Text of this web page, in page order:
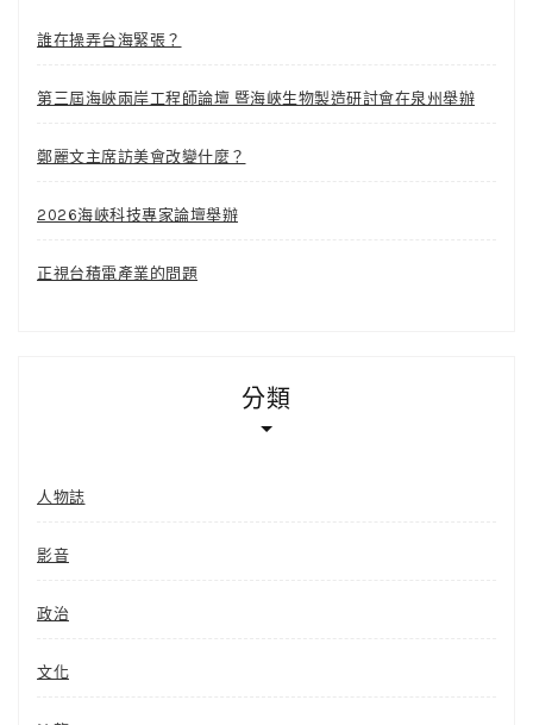
誰在操弄台海緊張？
第三屆海峽兩岸工程師論壇 暨海峽生物製造研討會在泉州舉辦
鄭麗文主席訪美會改變什麼？
2026海峽科技專家論壇舉辦
正視台積電產業的問題
分類
人物誌
影音
政治
文化